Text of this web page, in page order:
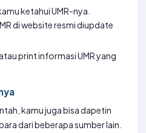
ketahui UMR-nya.
di website resmi diupdate
print informasi UMR yang
kamu juga bisa dapetin
dari beberapa sumber lain.